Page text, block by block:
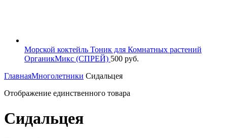
Морской коктейль Тоник для Комнатных растений
ОрганикМикс (СПРЕЙ) 500 руб.
ГлавнаяМноголетники Сидальцея
Отображение единственного товара
Сидальцея